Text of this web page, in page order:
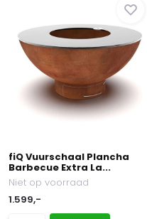
fiQ Vuurschaal Plancha
Barbecue Extra La...
Niet op voorraad
1.599,-